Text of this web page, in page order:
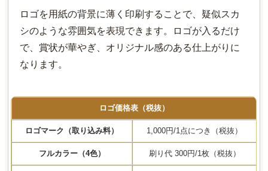
ロゴを用紙の背景に薄く印刷することで、疑似スカ
シのような雰囲気を表現できます。ロゴが入るだけ
で、賞状が華やぎ、オリジナル感のある仕上がりに
なります。
ロゴ価格表（税抜）
ロゴマーク（取り込み料） 1,000円/1点につき（税抜）
フルカラー（4色） 刷り代 300円/1枚（税抜）